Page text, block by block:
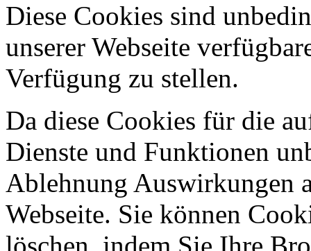
Diese Cookies sind
unserer Webseite
Verfügung zu stellen.
Da diese Cookies für die
Dienste und Funktionen
Ablehnung Auswirkungen
Webseite. Sie können